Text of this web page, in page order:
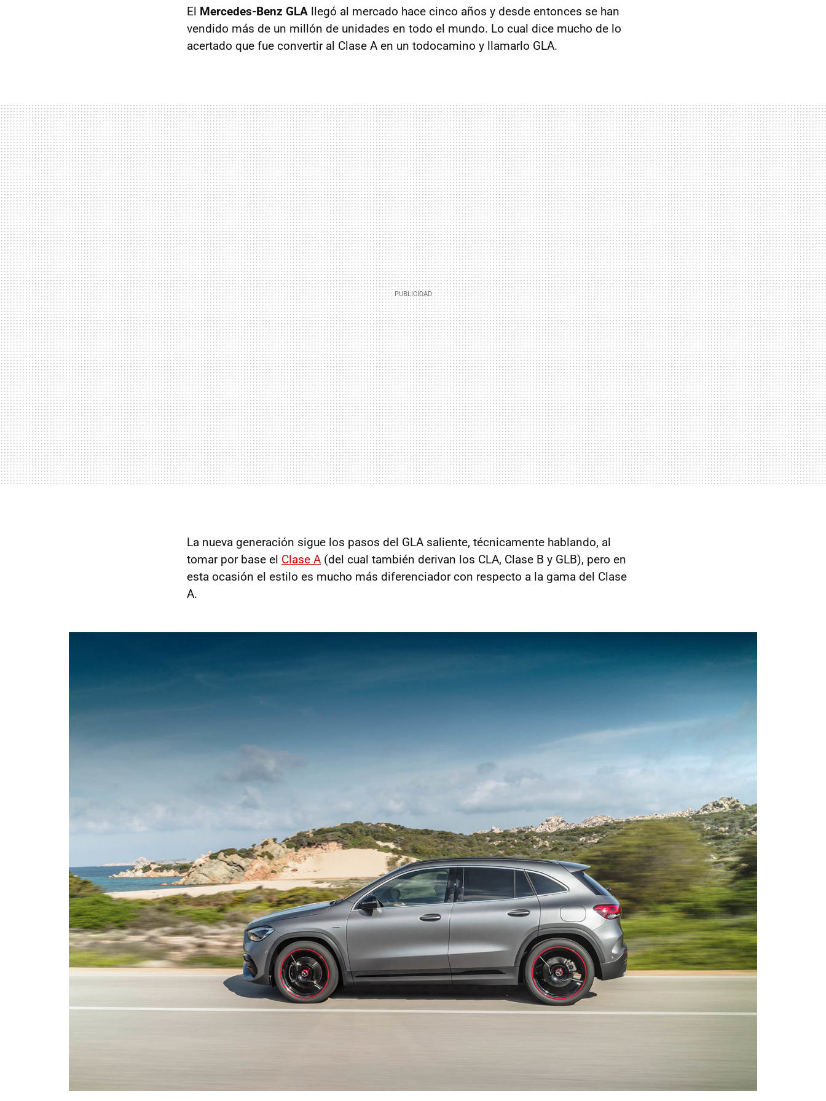
El Mercedes-Benz GLA llegó al mercado hace cinco años y desde entonces se han
vendido más de un millón de unidades en todo el mundo. Lo cual dice mucho de lo
acertado que fue convertir al Clase A en un todocamino y llamarlo GLA.
La nueva generación sigue los pasos del GLA saliente, técnicamente hablando, al
tomar por base el Clase A (del cual también derivan los CLA, Clase B y GLB), pero en
esta ocasión el estilo es mucho más diferenciador con respecto a la gama del Clase
A.